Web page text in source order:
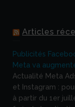
Articles
Publicités
Meta va
Actualité Meta
et Instagram :
à partir du 1er